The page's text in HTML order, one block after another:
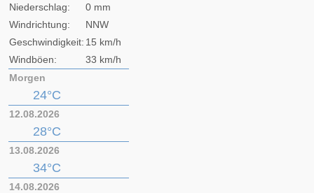
Niederschlag:
0 mm
Windrichtung:
NNW
Geschwindigkeit: 15 km/h
Windböen:
33 km/h
Morgen
24°C
12.08.2026
28°C
13.08.2026
34°C
14.08.2026